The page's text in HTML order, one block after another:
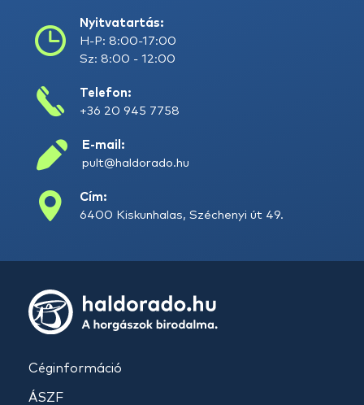
Nyitvatartás:
H-P: 8:00-17:00
Sz: 8:00 - 12:00
Telefon:
+36 20 945 7758
E-mail:
pult@haldorado.hu
Cím:
6400 Kiskunhalas, Széchenyi út 49.
Céginformáció
ÁSZF